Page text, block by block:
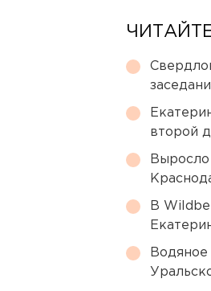
второй
В
Водяное